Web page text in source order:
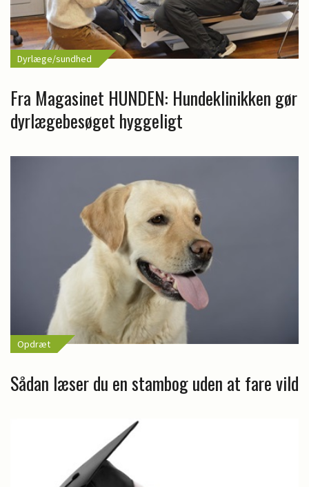
Dyrlæge/sundhed
Fra Magasinet HUNDEN: Hundeklinikken gør
dyrlægebesøget hyggeligt
Opdræt
Sådan læser du en stambog uden at fare vild